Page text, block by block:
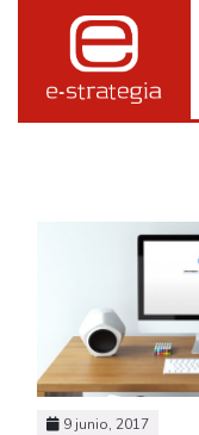
9 junio, 2017